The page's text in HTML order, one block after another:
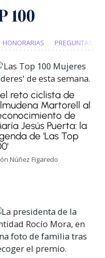
100
HONORARIAS PREGUNTAS
reto ciclista de
Martorell al
de
Jesús Puerta: la
de 'Las Top
Núñez Figaredo